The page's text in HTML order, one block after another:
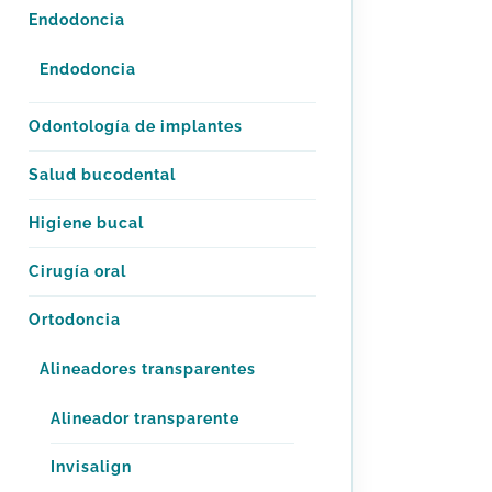
Endodoncia
Endodoncia
Odontología de implantes
Salud bucodental
Higiene bucal
Cirugía oral
Ortodoncia
Alineadores transparentes
Alineador transparente
Invisalign